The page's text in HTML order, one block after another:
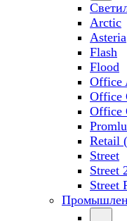
Arctic
Asteria
Flash
Flood
Office
Office
Office
Retail
Street
Street
Street